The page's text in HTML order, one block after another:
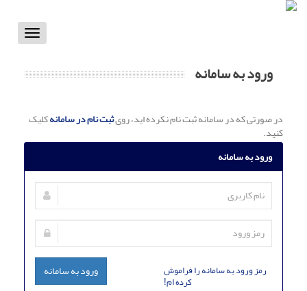
Toggle
ورود به سامانه
در صورتی که در سامانه ثبت نام نکرده اید، رویثبت نام در سامانهکلیک
کنید.
ورود به سامانه
رمز ورود به سامانه را فراموش
کرده ام!
ورود به سامانه